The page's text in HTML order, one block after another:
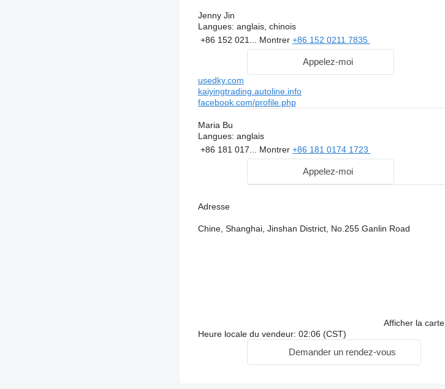
Jenny Jin
Langues: anglais, chinois
+86 152 021... Montrer +86 152 0211 7835
Appelez-moi
usedky.com
kaiyingtrading.autoline.info
facebook.com/profile.php
Maria Bu
Langues: anglais
+86 181 017... Montrer +86 181 0174 1723
Appelez-moi
Adresse
Chine, Shanghai, Jinshan District, No.255 Ganlin Road
Afficher la carte
Heure locale du vendeur: 02:06 (CST)
Demander un rendez-vous